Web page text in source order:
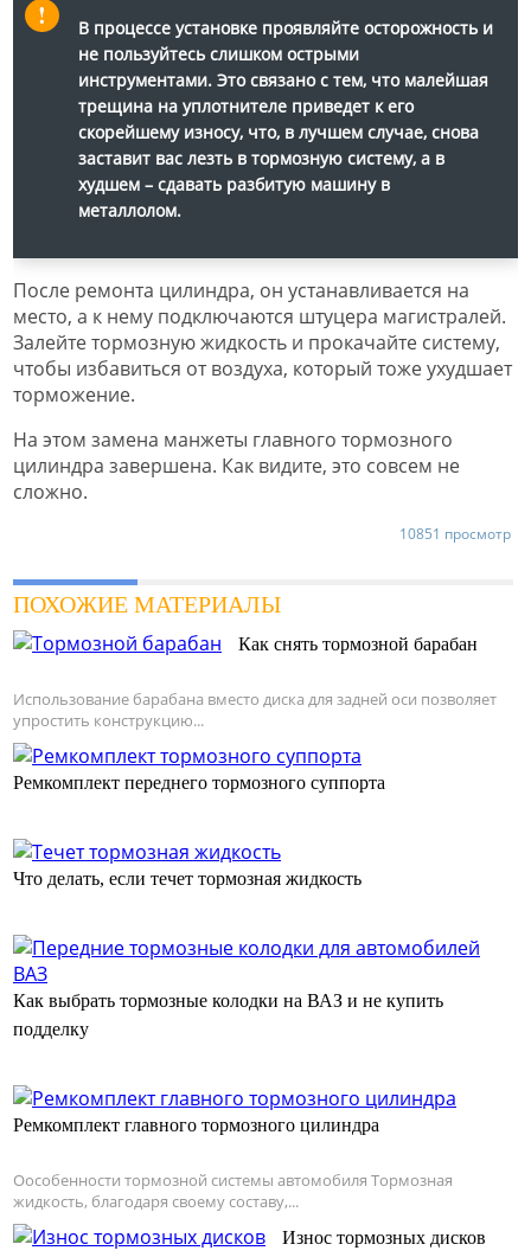
В процессе установке проявляйте осторожность и
не пользуйтесь слишком острыми
инструментами. Это связано с тем, что малейшая
трещина на уплотнителе приведет к его
скорейшему износу, что, в лучшем случае, снова
заставит вас лезть в тормозную систему, а в
худшем – сдавать разбитую машину в
металлолом.
После ремонта цилиндра, он устанавливается на
место, а к нему подключаются штуцера магистралей.
Залейте тормозную жидкость и прокачайте систему,
чтобы избавиться от воздуха, который тоже ухудшает
торможение.
На этом замена манжеты главного тормозного
цилиндра завершена. Как видите, это совсем не
сложно.
10851 просмотр
ПОХОЖИЕ МАТЕРИАЛЫ
Как снять тормозной барабан
Использование барабана вместо диска для задней оси позволяет
упростить конструкцию...
Ремкомплект переднего тормозного суппорта
Что делать, если течет тормозная жидкость
Как выбрать тормозные колодки на ВАЗ и не купить
подделку
Ремкомплект главного тормозного цилиндра
Оособенности тормозной системы автомобиля Тормозная
жидкость, благодаря своему составу,...
Износ тормозных дисков